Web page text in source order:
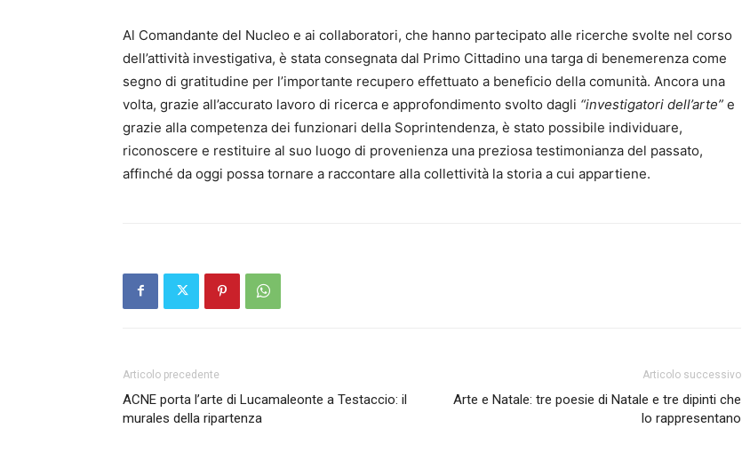
Al Comandante del Nucleo e ai collaboratori, che hanno partecipato alle ricerche svolte nel corso
dell’attività investigativa, è stata consegnata dal Primo Cittadino una targa di benemerenza come
segno di gratitudine per l’importante recupero effettuato a beneficio della comunità. Ancora una
volta, grazie all’accurato lavoro di ricerca e approfondimento svolto dagli “investigatori dell’arte” e
grazie alla competenza dei funzionari della Soprintendenza, è stato possibile individuare,
riconoscere e restituire al suo luogo di provenienza una preziosa testimonianza del passato,
affinché da oggi possa tornare a raccontare alla collettività la storia a cui appartiene.
Articolo precedente
ACNE porta l’arte di Lucamaleonte a Testaccio: il
murales della ripartenza
Articolo successivo
Arte e Natale: tre poesie di Natale e tre dipinti che
lo rappresentano